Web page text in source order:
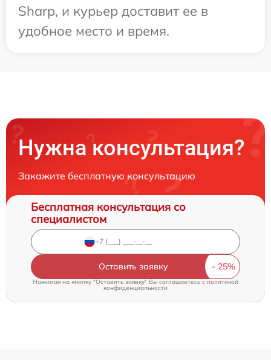
Sharp, и курьер доставит ее в
удобное место и время.
Нужна консультация?
Закажите бесплатную консультацию
Бесплатная консультация со
специалистом
Оставить заявку
Нажимая на кнопку "Оставить заявку" Вы соглашаетесь cполитикой
конфиденциальности